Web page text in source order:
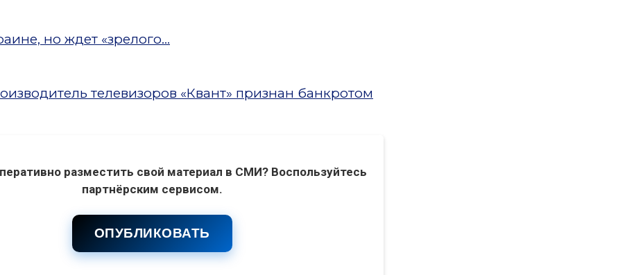
но ждет «зрелого...
телевизоров «Квант» признан банкротом
разместить свой материал в СМИ? Воспользуйтесь
партнёрским сервисом.
ОПУБЛИКОВАТЬ